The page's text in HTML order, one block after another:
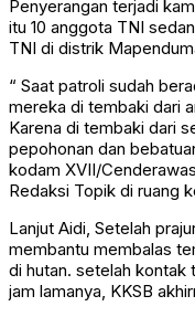
Penyerangan terjadi
itu 10 anggota TNI
TNI di distrik
“ Saat patroli sudah
mereka di tembaki dari
Karena di tembaki dari
pepohonan dan
kodam XVII/
Redaksi Topik di ruang
Lanjut Aidi, Setelah
membantu membalas
di hutan. setelah kontak
jam lamanya, KKSB